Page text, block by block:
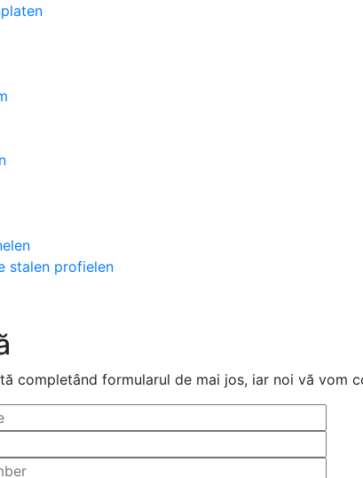
stalen profielen
completând formularul de mai jos, iar noi vă vom